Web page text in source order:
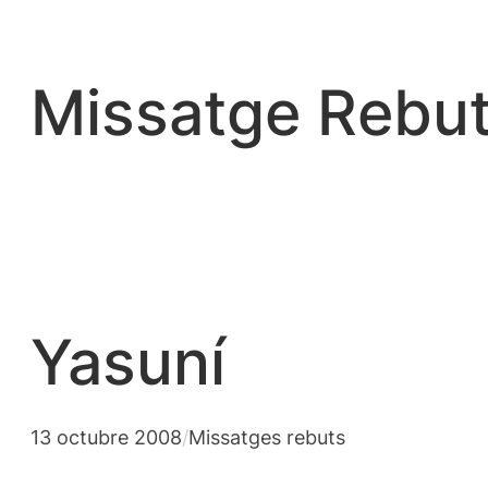
contingut
Missatge
Yasuní
13 octubre 2008/Missatges rebuts